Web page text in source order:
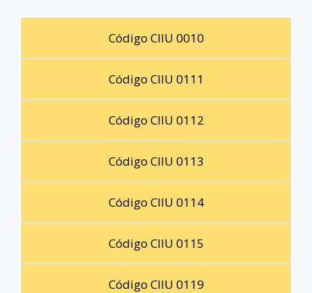
Código CIIU 0010
Código CIIU 0111
Código CIIU 0112
Código CIIU 0113
Código CIIU 0114
Código CIIU 0115
Código CIIU 0119